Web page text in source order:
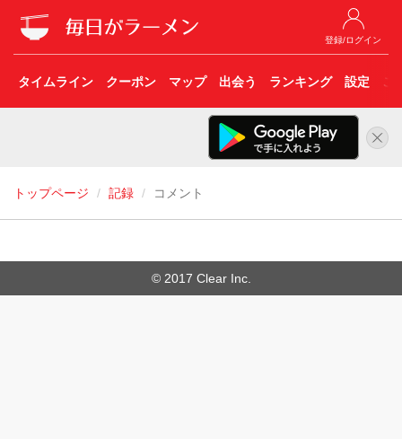
登録/ログイン
タイムライン クーポン マップ 出会う ランキング 設定 こ
トップページ 記録 コメント
© 2017 Clear Inc.